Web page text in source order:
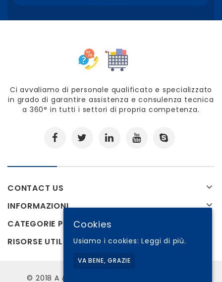
Ci avvaliamo di personale qualificato e specializzato
in grado di garantire assistenza e consulenza tecnica
a 360° in tutti i settori di propria competenza.
CONTACT US
INFORMAZIONI
CATEGORIE PRODOTTI
RISORSE UTILI
© 2018 A & M Aversa di Michele Aversa P.Iva:
Cookies
Usiamo i cookies:Leggi di più.
VA BENE, GRAZIE